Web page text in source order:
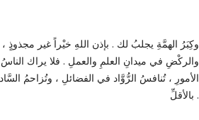
والركْضِ في ميدانِ العلمِ والعملِ . فلا يراك الناسُ
الأمورِ ، تُنافسُ الرُّوَّاد في الفضائلِ ، وتُزاحمُ
بالأقلِّ .